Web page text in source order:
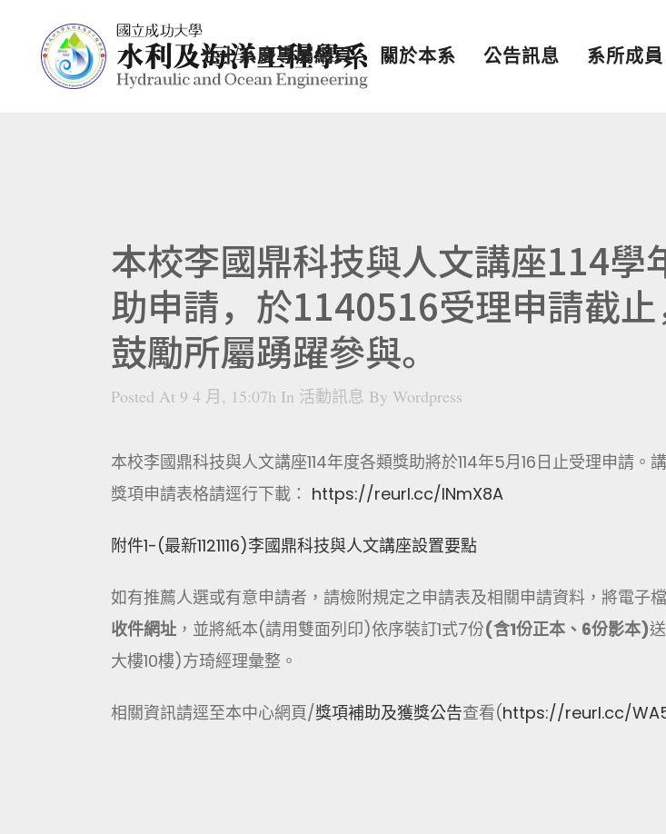
七十系慶專屬網頁 關於本系 公告訊息 系所成員
本校李國鼎科技與人文講座114學
助申請，於1140516受理申請截
鼓勵所屬踴躍參與。
Posted At 9 4 月, 15:07h In 活動訊息 By Wordpress
本校李國鼎科技與人文講座114年度各類獎助將於114年5月16日止受理申請。
獎項申請表格請逕行下載： https://reurl.cc/lNmX8A
附件1-(最新1121116)李國鼎科技與人文講座設置要點
如有推薦人選或有意申請者，請檢附規定之申請表及相關申請資料，將電子
收件網址 ，並將紙本(請用雙面列印)依序裝訂1式7份(含1份正本、 6份影本)
大樓10樓)方琦經理彙整。
相關資訊請逕至本中心網頁/獎項補助及獲獎公告查看(https://reurl.cc/